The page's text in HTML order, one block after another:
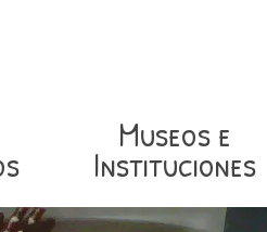
Museos e
Instituciones